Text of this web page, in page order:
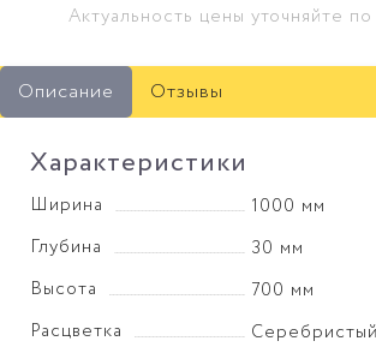
Актуальность цены уточняйте
Описание Отзывы
Характеристики
Ширина
1000 мм
Глубина
30 мм
Высота
700 мм
Расцветка
Серебристый